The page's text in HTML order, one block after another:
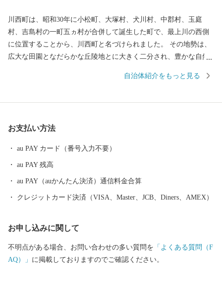
川西町は、昭和30年に小松町、大塚村、犬川村、中郡村、玉庭
村、吉島村の一町五ヵ村が合併して誕生した町で、最上川の西側
に位置することから、川西町と名づけられました。 その地勢は、
広大な田園となだらかな丘陵地とに大きく二分され、豊かな自然
盛んで、県内では庄内平野に次ぐ「米どころ」として知られてい
00,000本のダリアを咲かせ、毎年8月はじめから11月上旬の降霜の
います。
自治体紹介をもっと見る
お支払い方法
au PAY カード（番号入力不要）
au PAY 残高
au PAY（auかんたん決済）通信料金合算
クレジットカード決済（VISA、Master、JCB、Diners、AMEX）
お申し込みに関して
不明点がある場合、お問い合わせの多い質問を 「よくある質問（F
AQ）」 に掲載しておりますのでご確認ください。